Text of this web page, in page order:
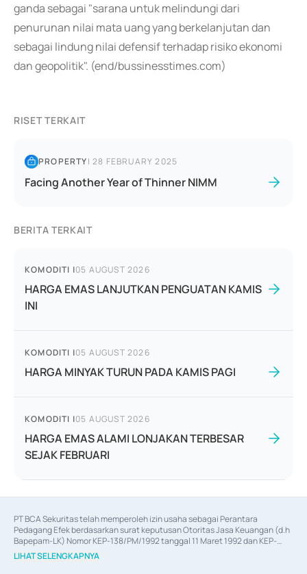
ganda sebagai "sarana untuk melindungi dari
penurunan nilai mata uang yang berkelanjutan dan
sebagai lindung nilai defensif terhadap risiko ekonomi
dan geopolitik". (end/bussinesstimes.com)
RISET TERKAIT
PROPERTY|28 FEBRUARY 2025
Facing Another Year of Thinner NIMM
BERITA TERKAIT
KOMODITI |05 AUGUST 2026
HARGA EMAS LANJUTKAN PENGUATAN KAMIS
INI
KOMODITI |05 AUGUST 2026
HARGA MINYAK TURUN PADA KAMIS PAGI
KOMODITI |05 AUGUST 2026
HARGA EMAS ALAMI LONJAKAN TERBESAR
SEJAK FEBRUARI
PT BCA Sekuritas telah memperoleh izin usaha sebagai Perantara
Pedagang Efek berdasarkan surat keputusan Otoritas Jasa Keuangan (d.h
Bapepam-LK) Nomor KEP-138/PM/1992 tanggal 11 Maret 1992 dan KEP-
06/D.04/2014 tanggal 28 Februari 2014, izin usaha sebagai Penjamin Emisi
Efek berdasarkan surat keputusan Otoritas Jasa Keuangan Nomor KEP-
LIHAT SELENGKAPNYA